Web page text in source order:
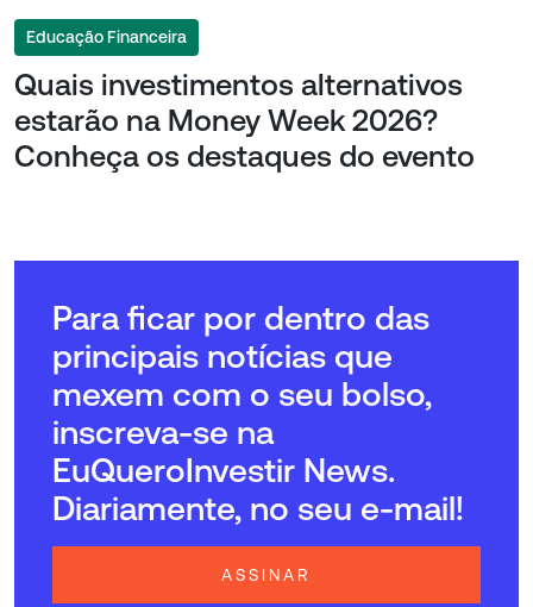
Educação Financeira
Quais investimentos alternativos
estarão na Money Week 2026?
Conheça os destaques do evento
Para ficar por dentro das
principais notícias que
mexem com o seu bolso,
inscreva-se na
EuQueroInvestir News.
Diariamente, no seu e-mail!
ASSINAR